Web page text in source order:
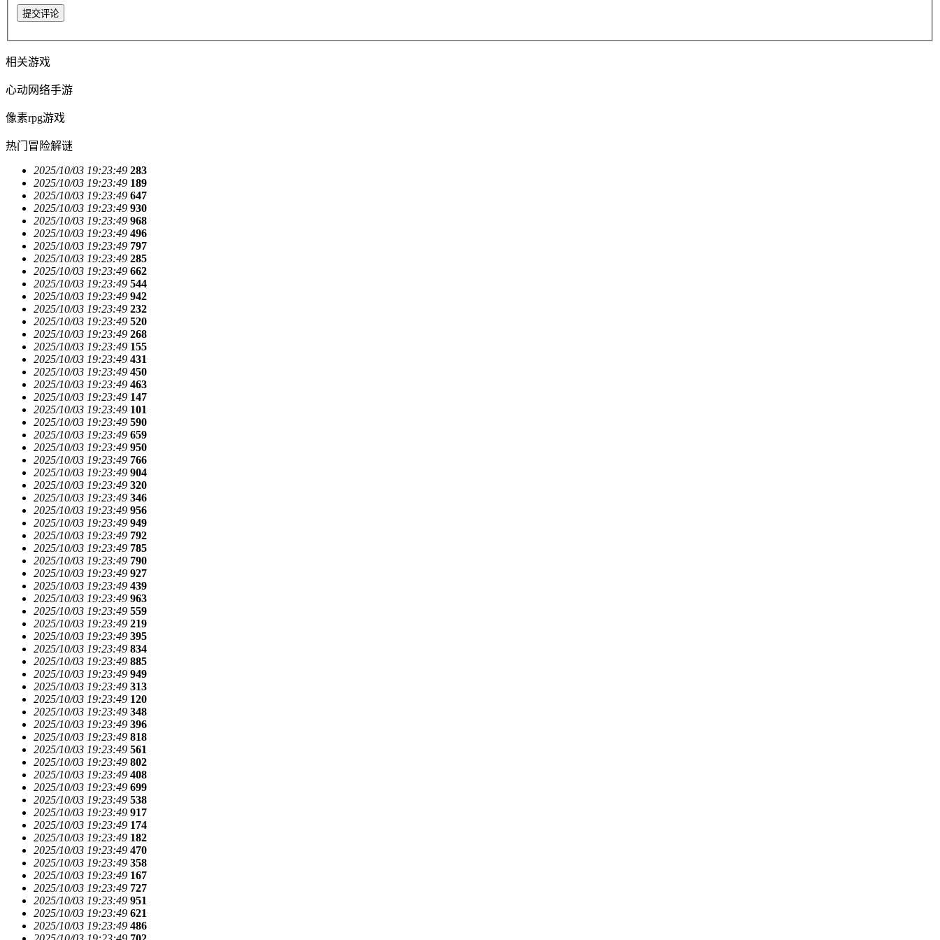
提交评论
相关游戏
心动网络手游
像素rpg游戏
热门冒险解谜
2025/10/03 19:23:49 283
2025/10/03 19:23:49 189
2025/10/03 19:23:49 647
2025/10/03 19:23:49 930
2025/10/03 19:23:49 968
2025/10/03 19:23:49 496
2025/10/03 19:23:49 797
2025/10/03 19:23:49 285
2025/10/03 19:23:49 662
2025/10/03 19:23:49 544
2025/10/03 19:23:49 942
2025/10/03 19:23:49 232
2025/10/03 19:23:49 520
2025/10/03 19:23:49 268
2025/10/03 19:23:49 155
2025/10/03 19:23:49 431
2025/10/03 19:23:49 450
2025/10/03 19:23:49 463
2025/10/03 19:23:49 147
2025/10/03 19:23:49 101
2025/10/03 19:23:49 590
2025/10/03 19:23:49 659
2025/10/03 19:23:49 950
2025/10/03 19:23:49 766
2025/10/03 19:23:49 904
2025/10/03 19:23:49 320
2025/10/03 19:23:49 346
2025/10/03 19:23:49 956
2025/10/03 19:23:49 949
2025/10/03 19:23:49 792
2025/10/03 19:23:49 785
2025/10/03 19:23:49 790
2025/10/03 19:23:49 927
2025/10/03 19:23:49 439
2025/10/03 19:23:49 963
2025/10/03 19:23:49 559
2025/10/03 19:23:49 219
2025/10/03 19:23:49 395
2025/10/03 19:23:49 834
2025/10/03 19:23:49 885
2025/10/03 19:23:49 949
2025/10/03 19:23:49 313
2025/10/03 19:23:49 120
2025/10/03 19:23:49 348
2025/10/03 19:23:49 396
2025/10/03 19:23:49 818
2025/10/03 19:23:49 561
2025/10/03 19:23:49 802
2025/10/03 19:23:49 408
2025/10/03 19:23:49 699
2025/10/03 19:23:49 538
2025/10/03 19:23:49 917
2025/10/03 19:23:49 174
2025/10/03 19:23:49 182
2025/10/03 19:23:49 470
2025/10/03 19:23:49 358
2025/10/03 19:23:49 167
2025/10/03 19:23:49 727
2025/10/03 19:23:49 951
2025/10/03 19:23:49 621
2025/10/03 19:23:49 486